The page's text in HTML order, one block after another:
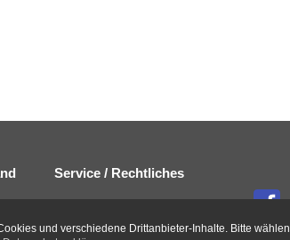
Service / Rechtliches
Impressum
und verschiedene Drittanbieter-Inhalte. Bitte